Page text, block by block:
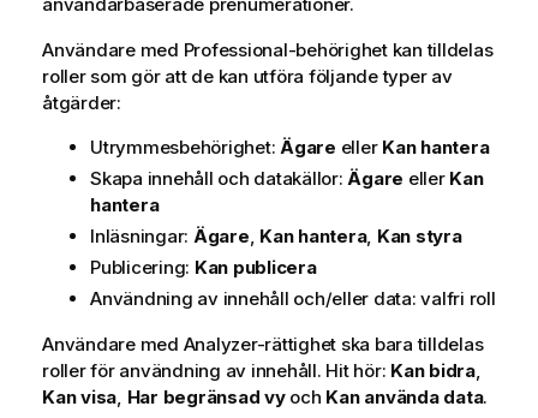
Användare med Professional-behörighet kan tilldelas
roller som gör att de kan utföra följande typer av
åtgärder:
Utrymmesbehörighet: Ägare eller Kan hantera
Skapa innehåll och datakällor:Ägare eller Kan
hantera
Inläsningar: Ägare, Kan hantera, Kan styra
Publicering: Kan publicera
Användning av innehåll och/eller data: valfri roll
Användare med Analyzer-rättighet ska bara tilldelas
roller för användning av innehåll. Hit hör: Kan bidra,
Kan visa, Har begränsad vyoch Kan använda data.